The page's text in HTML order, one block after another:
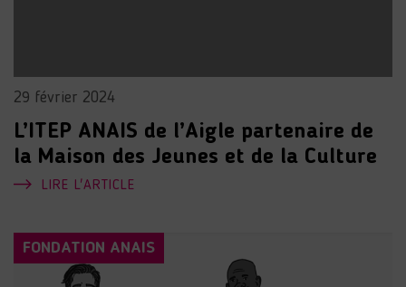
29 février 2024
L’ITEP ANAIS de l’Aigle partenaire de
la Maison des Jeunes et de la Culture
LIRE L'ARTICLE
FONDATION ANAIS